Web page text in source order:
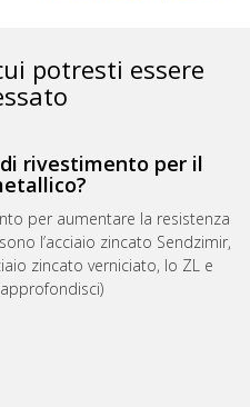
potresti essere
rivestimento per il
per aumentare la resistenza
l’acciaio zincato Sendzimir,
zincato verniciato, lo ZL e